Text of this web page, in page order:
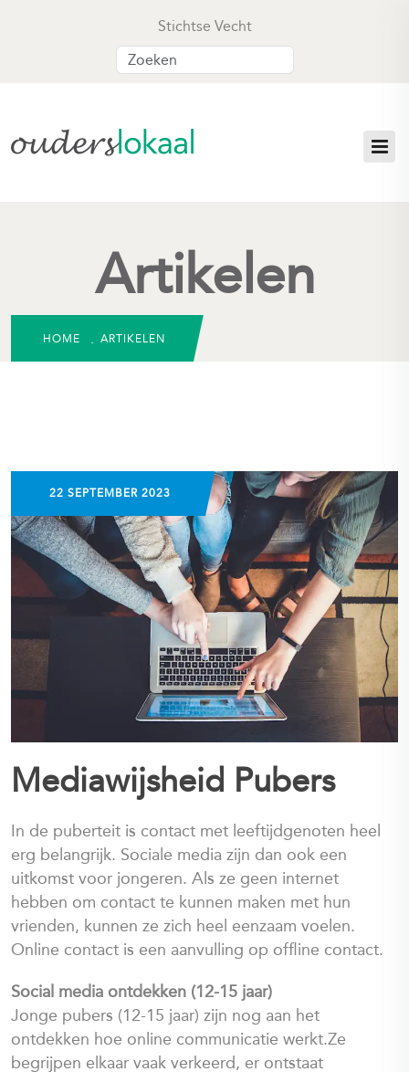
Stichtse Vecht
Artikelen
HOME ARTIKELEN
22 SEPTEMBER 2023
Mediawijsheid Pubers
In de puberteit is contact met leeftijdgenoten heel
erg belangrijk. Sociale media zijn dan ook een
uitkomst voor jongeren. Als ze geen internet
hebben om contact te kunnen maken met hun
vrienden, kunnen ze zich heel eenzaam voelen.
Online contact is een aanvulling op offline contact.
Social media ontdekken (12-15 jaar)
Jonge pubers (12-15 jaar) zijn nog aan het
ontdekken hoe online communicatie werkt.Ze
begrijpen elkaar vaak verkeerd, er ontstaat